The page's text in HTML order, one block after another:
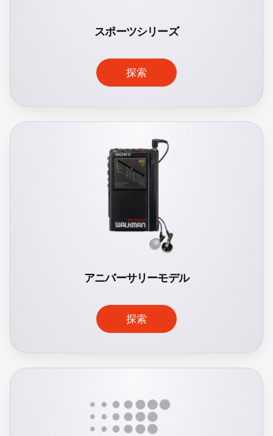
スポーツシリーズ
探索
アニバーサリーモデル
探索